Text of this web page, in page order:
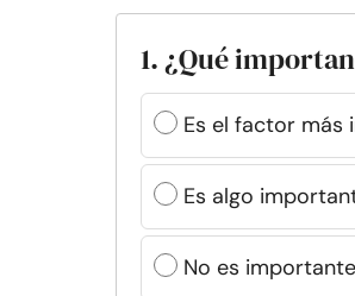
1. ¿Qué
Es el factor más
Es algo
No es